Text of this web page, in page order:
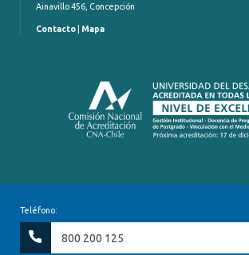
Ainavillo 456, Concepción
Contacto Mapa
Teléfono:
800 200 125